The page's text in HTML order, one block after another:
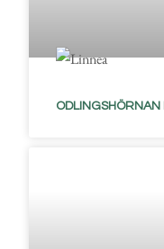
ODLINGSHÖRNAN